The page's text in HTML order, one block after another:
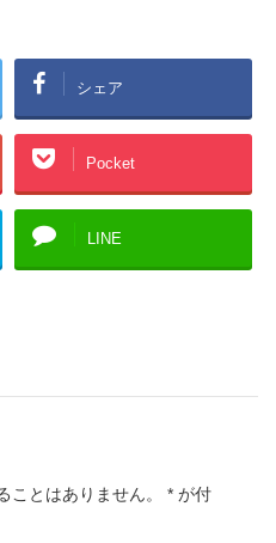
シェア
Pocket
LINE
ことはありません。 * が付